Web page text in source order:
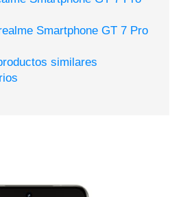
Smartphone GT 7 Pro
similares